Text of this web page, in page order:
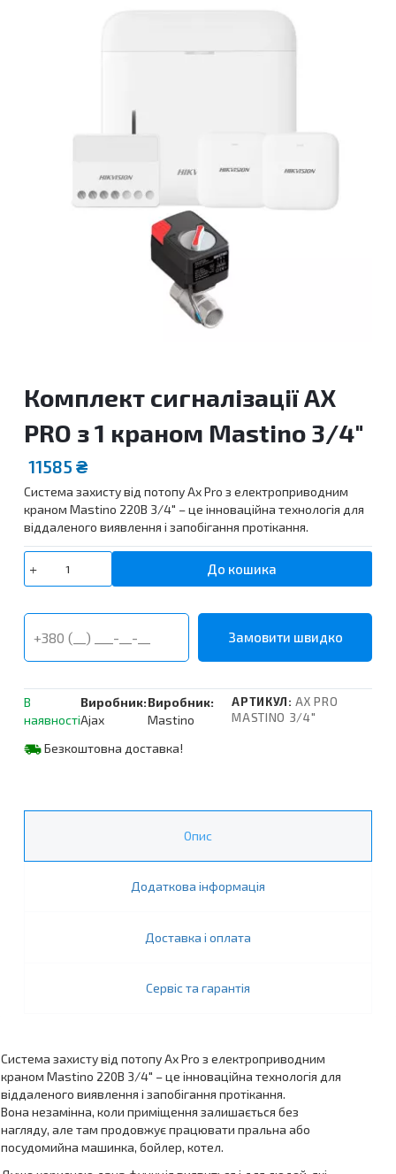
Комплект сигналізації AX
PRO з 1 краном Mastino 3/4″
11585 ₴
Система захисту від потопу Ax Pro з електроприводним
краном Mastino 220В 3/4″ – це інноваційна технологія для
віддаленого виявлення і запобігання протікання.
сигналізації
PRO
Mastino
3/4"
кількість
До кошика
В
наявності
Виробник:
Ajax
Виробник:
Mastino
АРТИКУЛ:AX PRO
MASTINO 3/4"
Безкоштовна доставка!
Опис
Додаткова інформація
Доставка і оплата
Сервіс та гарантія
Система захисту від потопу Ax Pro з електроприводним
краном Mastino 220В 3/4″ – це інноваційна технологія для
віддаленого виявлення і запобігання протікання.
Вона незамінна, коли приміщення залишається без
нагляду, але там продовжує працювати пральна або
посудомийна машинка, бойлер, котел.